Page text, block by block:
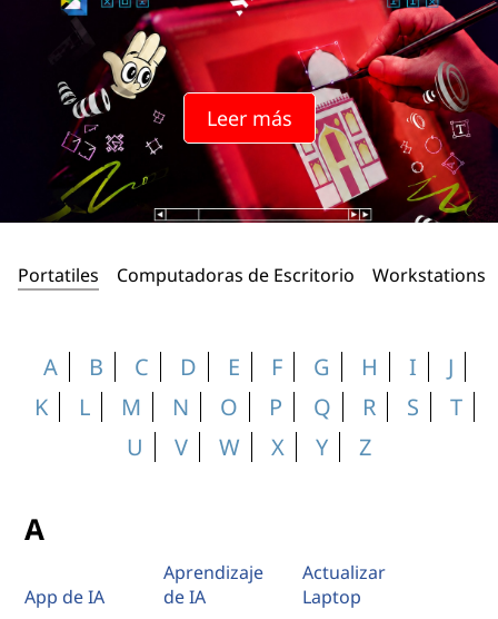
n
Leer más
Portatiles Computadoras de Escritorio Workstations
A B C D E F G H I
J
K
L M N O P Q R S
T
U
V W X Y Z
A
App de IA
Aprendizaje
de IA
Actualizar
Laptop